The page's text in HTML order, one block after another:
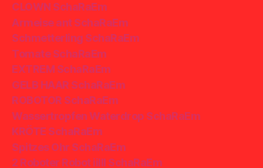
CLOWN SchaRaEm
Armeise ant SchaRaEm
Schmetterling SchaRaEm
Tomate SchaRaEm
EXTREM SchaRaEm
GELB HAAR SchaRaEm
ROBOTOR SchaRaEm
Wassertropfen Waterdrop SchaRaEm
KRÖTE SchaRaEm
Spitzes Ohr SchaRaEm
2 Roboter Robot iiIII SchaRaEm